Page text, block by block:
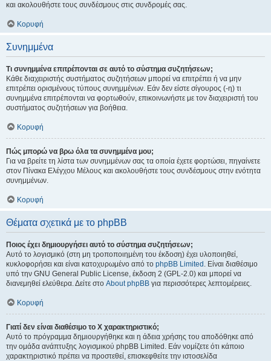
και ακολουθήστε τους συνδέσμους στις συνδρομές σας.
Κορυφή
Συνημμένα
Τι συνημμένα επιτρέπονται σε αυτό το σύστημα συζητήσεων;
Κάθε διαχειριστής συστήματος συζητήσεων μπορεί να επιτρέπει ή να μην
επιτρέπει ορισμένους τύπους συνημμένων. Εάν δεν είστε σίγουρος (-η) τι
συνημμένα επιτρέπονται να φορτωθούν, επικοινωνήστε με τον διαχειριστή του
συστήματος συζητήσεων για βοήθεια.
Κορυφή
Πώς μπορώ να βρω όλα τα συνημμένα μου;
Για να βρείτε τη λίστα των συνημμένων σας τα οποία έχετε φορτώσει, πηγαίνετε
στον Πίνακα Ελέγχου Μέλους και ακολουθήστε τους συνδέσμους στην ενότητα
συνημμένων.
Κορυφή
Θέματα σχετικά με το phpBB
Ποιος έχει δημιουργήσει αυτό το σύστημα συζητήσεων;
Αυτό το λογισμικό (στη μη τροποποιημένη του έκδοση) έχει υλοποιηθεί,
κυκλοφορήσει και είναι κατοχυρωμένο από το phpBB Limited . Είναι διαθέσιμο
υπό την GNU General Public License, έκδοση 2 (GPL-2.0) και μπορεί να
διανεμηθεί ελεύθερα. Δείτε στο About phpBB για περισσότερες λεπτομέρειες.
Κορυφή
Γιατί δεν είναι διαθέσιμο το Χ χαρακτηριστικό;
Αυτό το πρόγραμμα δημιουργήθηκε και η άδεια χρήσης του αποδόθηκε από
την ομάδα ανάπτυξης λογισμικού phpBB Limited. Εάν νομίζετε ότι κάποιο
χαρακτηριστικό πρέπει να προστεθεί, επισκεφθείτε την ιστοσελίδα